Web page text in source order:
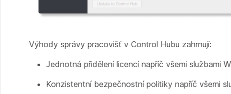
Výhody správy pracovišť v Control Hubu zahrnují:
Jednotná přidělení licencí napříč všemi službami
Konzistentní bezpečnostní politiky napříč všemi